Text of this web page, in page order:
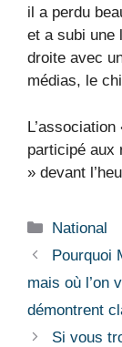
il a perdu
et a subi une
droite avec
médias, le
participé aux
» devant
Catégories
National
Pourquoi
mais où l’on
démontrent
Si vous